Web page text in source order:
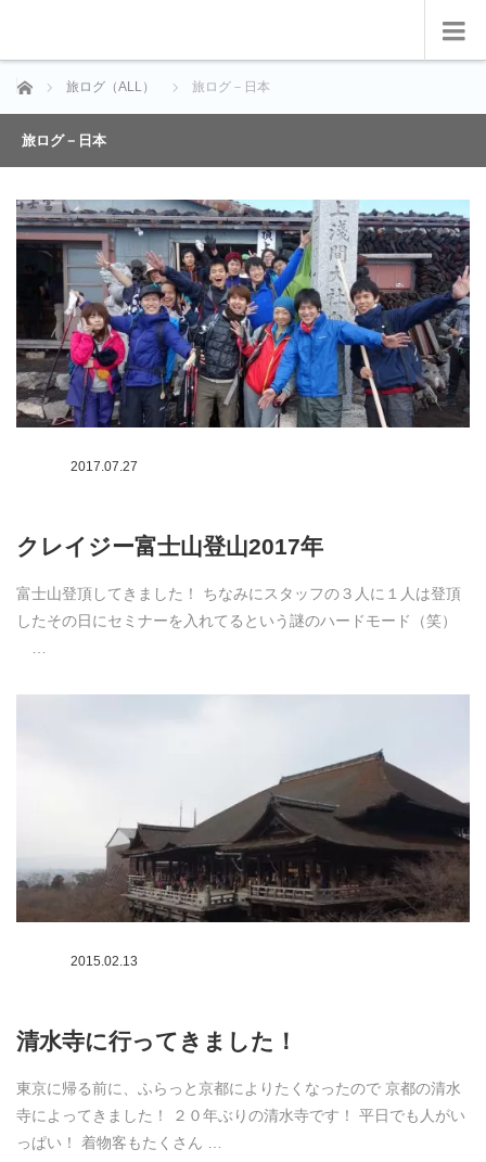
ホーム 旅ログ（ALL） 旅ログ－日本
旅ログ－日本
2017.07.27
クレイジー富士山登山2017年
富士山登頂してきました！ ちなみにスタッフの３人に１人は登頂
したその日にセミナーを入れてるという謎のハードモード（笑）
2015.02.13
清水寺に行ってきました！
東京に帰る前に、ふらっと京都によりたくなったので 京都の清水
寺によってきました！ ２０年ぶりの清水寺です！ 平日でも人がい
っぱい！ 着物客もたくさん …